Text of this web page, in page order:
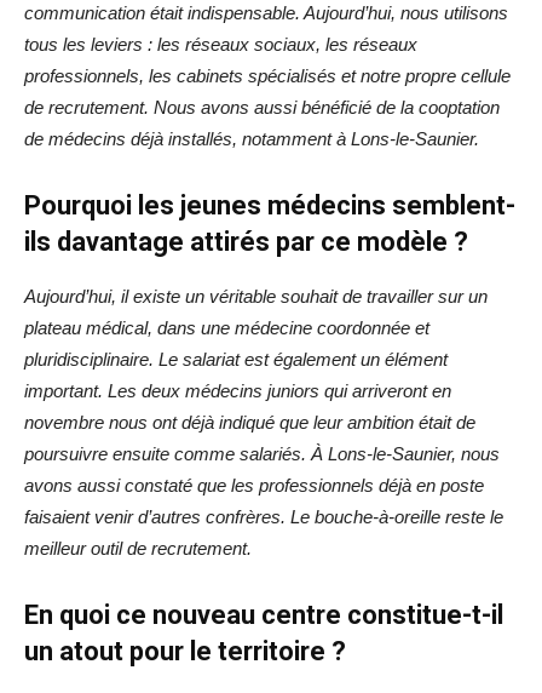
communication était indispensable. Aujourd’hui, nous utilisons
tous les leviers : les réseaux sociaux, les réseaux
professionnels, les cabinets spécialisés et notre propre cellule
de recrutement. Nous avons aussi bénéficié de la cooptation
de médecins déjà installés, notamment à Lons-le-Saunier.
Pourquoi les jeunes médecins semblent-
ils davantage attirés par ce modèle ?
Aujourd’hui, il existe un véritable souhait de travailler sur un
plateau médical, dans une médecine coordonnée et
pluridisciplinaire. Le salariat est également un élément
important. Les deux médecins juniors qui arriveront en
novembre nous ont déjà indiqué que leur ambition était de
poursuivre ensuite comme salariés. À Lons-le-Saunier, nous
avons aussi constaté que les professionnels déjà en poste
faisaient venir d’autres confrères. Le bouche-à-oreille reste le
meilleur outil de recrutement.
En quoi ce nouveau centre constitue-t-il
un atout pour le territoire ?